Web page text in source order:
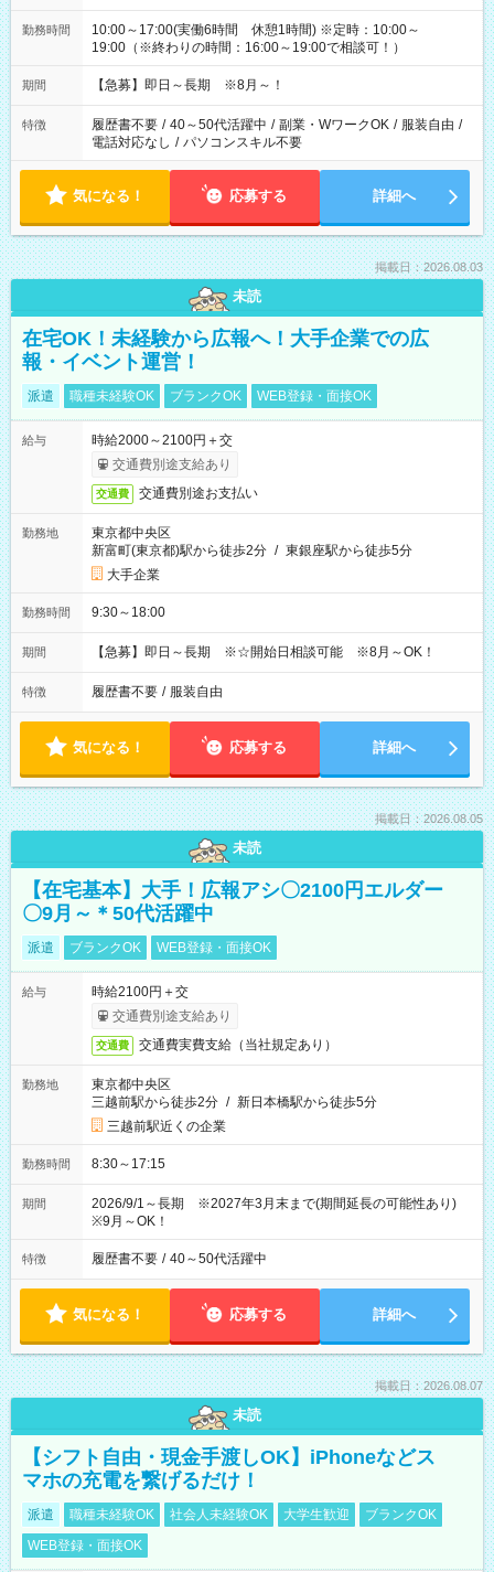
勤務時間
10:00～17:00(実働6時間 休憩1時間) ※定時：10:00～
19:00（※終わりの時間：16:00～19:00で相談可！）
期間 【急募】即日～長期 ※8月～！
特徴 履歴書不要 / 40～50代活躍中 / 副業・WワークOK / 服装自由 /
電話対応なし / パソコンスキル不要
気になる！ 応募する 詳細へ
掲載日：2026.08.03
未読
在宅OK！未経験から広報へ！大手企業での広
報・イベント運営！
派遣 職種未経験OK ブランクOK WEB登録・面接OK
給与
時給2000～2100円＋交
交通費別途支給あり
交通費 交通費別途お支払い
勤務地
東京都中央区
新富町(東京都)駅から徒歩2分 / 東銀座駅から徒歩5分
大手企業
勤務時間 9:30～18:00
期間 【急募】即日～長期 ※☆開始日相談可能 ※8月～OK！
特徴 履歴書不要 / 服装自由
気になる！ 応募する 詳細へ
掲載日：2026.08.05
未読
【在宅基本】大手！広報アシ〇2100円エルダー
〇9月～＊50代活躍中
派遣 ブランクOK WEB登録・面接OK
給与
時給2100円＋交
交通費別途支給あり
交通費 交通費実費支給（当社規定あり）
勤務地
東京都中央区
三越前駅から徒歩2分 / 新日本橋駅から徒歩5分
三越前駅近くの企業
勤務時間 8:30～17:15
期間
2026/9/1～長期 ※2027年3月末まで(期間延長の可能性あり)
※9月～OK！
特徴 履歴書不要 / 40～50代活躍中
気になる！ 応募する 詳細へ
掲載日：2026.08.07
未読
【シフト自由・現金手渡しOK】iPhoneなどス
マホの充電を繋げるだけ！
派遣 職種未経験OK 社会人未経験OK 大学生歓迎
ブランクOK
WEB登録・面接OK